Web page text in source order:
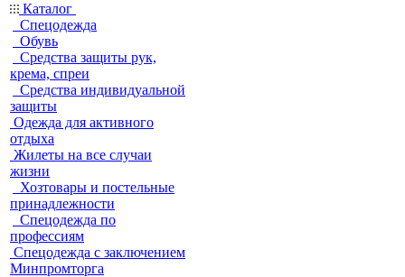
Каталог
Спецодежда
Обувь
Средства защиты рук,
крема, спреи
Средства индивидуальной
защиты
Одежда для активного
отдыха
Жилеты на все случаи
жизни
Хозтовары и постельные
принадлежности
Спецодежда по
профессиям
Спецодежда с заключением
Минпромторга